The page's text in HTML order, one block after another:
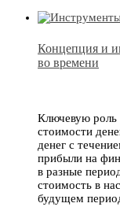
Концепция и
во времени
Ключевую роль
стоимости
денег с
прибыли на
в разные
стоимость в
будущем